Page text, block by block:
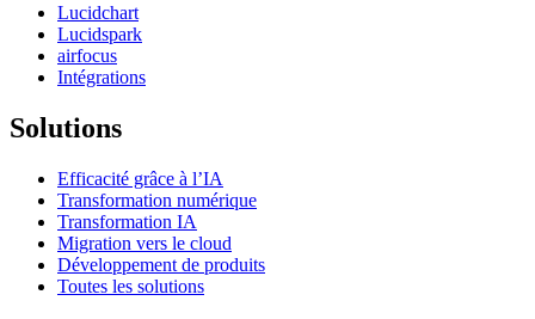
Lucidchart
Lucidspark
airfocus
Intégrations
Solutions
Efficacité grâce à l’IA
Transformation numérique
Transformation IA
Migration vers le cloud
Développement de produits
Toutes les solutions